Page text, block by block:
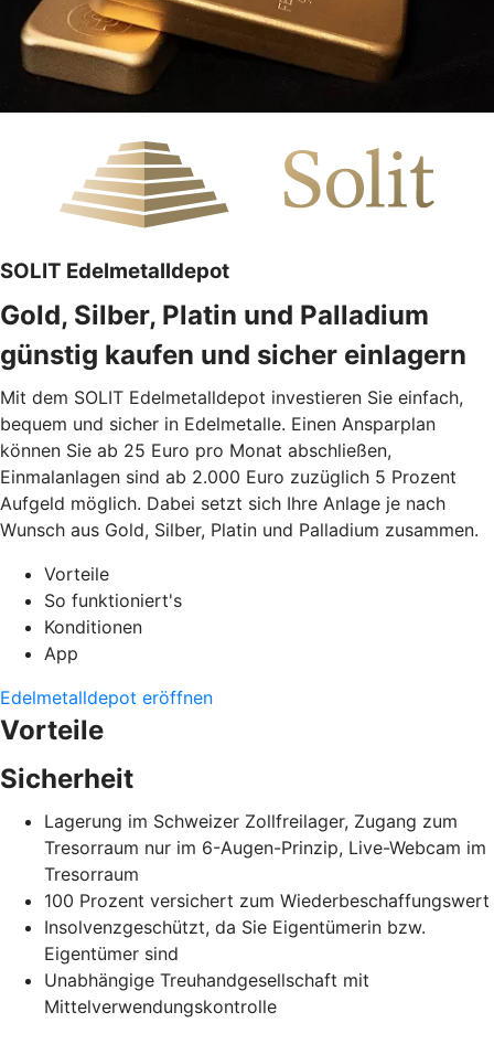
SOLIT Edelmetalldepot
Gold, Silber, Platin und Palladium
günstig kaufen und sicher einlagern
Mit dem SOLIT Edelmetalldepot investieren Sie einfach,
bequem und sicher in Edelmetalle. Einen Ansparplan
können Sie ab 25 Euro pro Monat abschließen,
Einmalanlagen sind ab 2.000 Euro zuzüglich 5 Prozent
Aufgeld möglich. Dabei setzt sich Ihre Anlage je nach
Wunsch aus Gold, Silber, Platin und Palladium zusammen.
Vorteile
So funktioniert's
Konditionen
App
Edelmetalldepot eröffnen
Vorteile
Sicherheit
Lagerung im Schweizer Zollfreilager, Zugang zum
Tresorraum nur im 6-Augen-Prinzip, Live-Webcam im
Tresorraum
100 Prozent versichert zum Wiederbeschaffungswert
Insolvenzgeschützt, da Sie Eigentümerin bzw.
Eigentümer sind
Unabhängige Treuhandgesellschaft mit
Mittelverwendungskontrolle